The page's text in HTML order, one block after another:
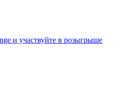
и участвуйте в розыгрыше